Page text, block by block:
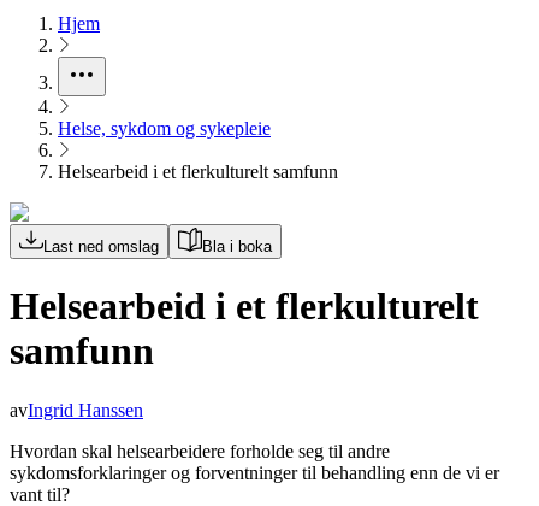
Hjem
Helse, sykdom og sykepleie
Helsearbeid i et flerkulturelt samfunn
Last ned omslag Bla i boka
Helsearbeid i et flerkulturelt
samfunn
avIngrid Hanssen
Hvordan skal helsearbeidere forholde seg til andre
sykdomsforklaringer og forventninger til behandling enn de vi er
vant til?